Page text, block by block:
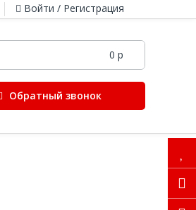
Войти / Регистрация
0 р
Обратный звонок